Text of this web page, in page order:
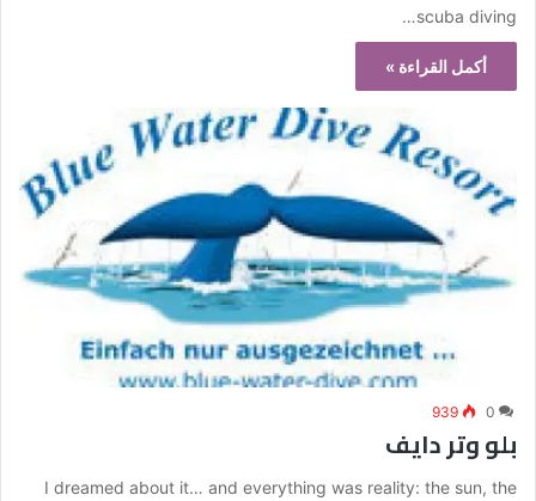
scuba diving…
أكمل القراءة »
0
939
بلو وتر دايف
I dreamed about it… and everything was reality: the sun, the